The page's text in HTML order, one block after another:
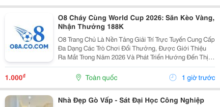
O8 Cháy Cùng World Cup 2026: Săn Kèo Vàng,
Nhận Thưởng 188K
O8 Trang Chủ Là Nền Tảng Giải Trí Trực Tuyến Cung Cấp
Đa Dạng Các Trò Chơi Đổi Thưởng, Được Giới Thiệu
Ra Mắt Trong Năm 2026 Và Phát Triển Hướng Đến Thị
Trường Châu Á. Theo Thông Tin Từ Nền Tảng, O8 Hoạt
Động Theo Các Tiêu Chuẩn Áp Dụng Trong Lĩnh...
1.000₫ Toàn quốc 1 giờ trước
Nhà Đẹp Gò Vấp - Sát Đại Học Công Nghiệp